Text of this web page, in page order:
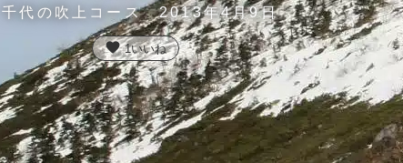
千代の吹上コース 2013年4月9日
favorite 1いいね